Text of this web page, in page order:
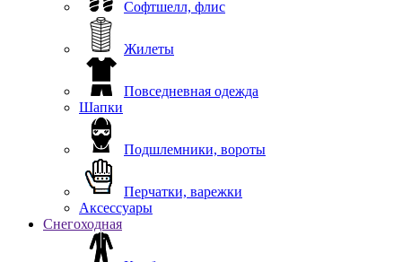
Софтшелл, флис
Жилеты
Повседневная одежда
Шапки
Подшлемники, вороты
Перчатки, варежки
Аксессуары
Снегоходная